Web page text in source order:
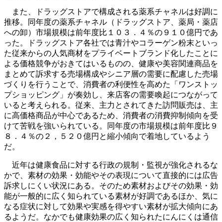
また、ドラッグストアで構成される薬系チャネルは好調に
推移。同年度の薬系チャネル（ドラッグストア、薬局・薬店
への卸）市場規模は前年度比１０３．４％の９１０億円であ
った。ドラッグストア各社では青汁やコラーゲン粉末といっ
た従来からの人気商材をプライベートブランド化したことに
よる価格競争がおきてはいるものの、健康や美容関連商品を
まとめて訴求する売場構成やシニア層の需要に配慮した売場
づくりを行うことで、消費者の利便性を高めた「ワンストッ
プショッピング」が奏効し、来店客の需要喚起につながって
いると考えられる。従来、主力とされてきた訪問販売は、主
に高価格商品が中心であるため、消費者の消費抑制傾向を受
けて苦戦を強いられている。同年度の市場規模は前年度比９
８．４％の２，５２０億円と縮小傾向で着地しているよう
だ。
近年は健康食品に対する行政の規制・監視が強化されるな
かで、素材の効果・効能やその表現について直接的には広告
訴求しにくい状況にある。そのため素材およびその効果・効
能が一般的に広く知られている素材が好調であるほか、気に
なる症状に対して効果や実感を得やすい素材が拡大傾向にあ
るようだ。なかでも健康効果の広く知られたにんにくは通信